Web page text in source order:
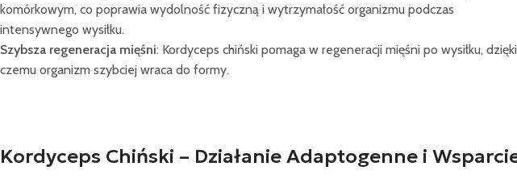
komórkowym, co poprawia wydolność fizyczną i wytrzymałość organizmu podczas
intensywnego wysiłku.
Szybsza regeneracja mięśni: Kordyceps chiński pomaga w regeneracji mięśni po wysiłku, dzięki
czemu organizm szybciej wraca do formy.
Kordyceps Chiński – Działanie Adaptogenne i